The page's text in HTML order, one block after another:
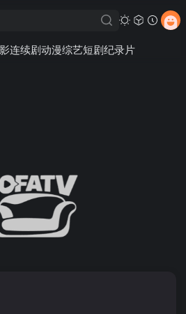
连续剧动漫综艺短剧纪录片